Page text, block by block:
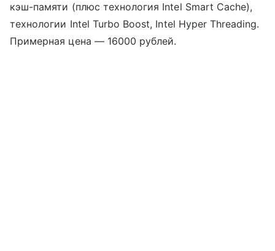
кэш-памяти (плюс технология Intel Smart Cache),
технологии Intel Turbo Boost, Intel Hyper Threading.
Примерная цена — 16000 рублей.